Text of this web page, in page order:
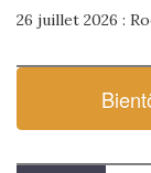
26 juillet 2026 :